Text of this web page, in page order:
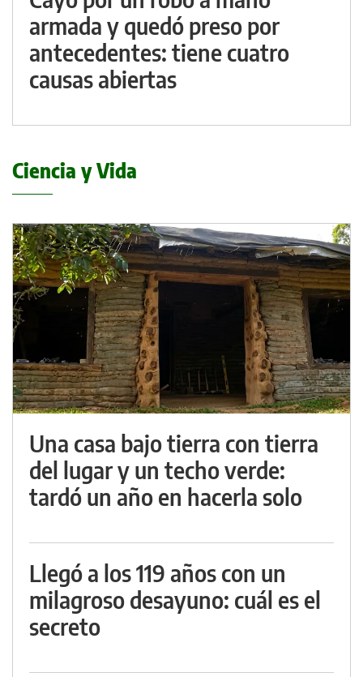
armada y quedó preso por
antecedentes: tiene cuatro
causas abiertas
Ciencia y Vida
Una casa bajo tierra con tierra
del lugar y un techo verde:
tardó un año en hacerla solo
Llegó a los 119 años con un
milagroso desayuno: cuál es el
secreto